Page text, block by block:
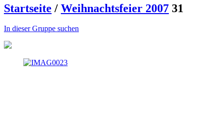
Startseite / Weihnachtsfeier 2007 31
In dieser Gruppe suchen